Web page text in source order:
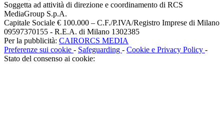
Soggetta ad attività di direzione e coordinamento di RCS
MediaGroup S.p.A.
Capitale Sociale € 100.000 – C.F./P.IVA/Registro Imprese di Milano
09597370155 - R.E.A. di Milano 1302385
Per la pubblicità: CAIRORCS MEDIA
Preferenze sui cookie - Safeguarding - Cookie e Privacy Policy -
Stato del consenso ai cookie: